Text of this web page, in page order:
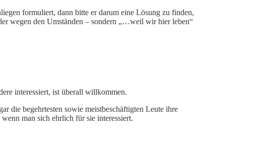
formuliert, dann bitte er darum eine Lösung zu finden,
wegen den Umständen – sondern „…weil wir hier leben“
interessiert, ist überall willkommen.
die begehrtesten sowie meistbeschäftigten Leute ihre
man sich ehrlich für sie interessiert.